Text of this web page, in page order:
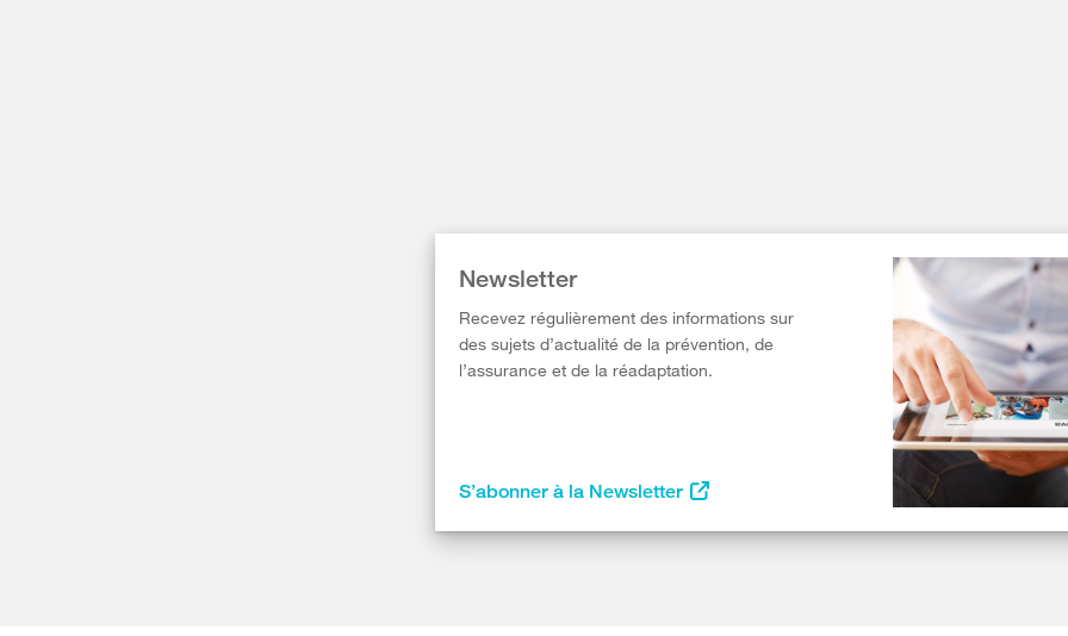
Newsletter
Recevez régulièrement des informations sur
des sujets d’actualité de la prévention, de
l’assurance et de la réadaptation.
S’abonner à la Newsletter